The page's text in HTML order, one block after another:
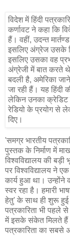
विदेश में हिंदी
कर्णावट ने कहा कि
हैं। वहीं, उदन्त
इसलिए अंग्रेज उसके
इसलिए उसका वह
अंग्रेजी में बात करते
बदली है, अमेरिका
जा रही हैं। यह
लेकिन उनका क्रेडिट
रेडियो के प्रयोग से
दिए।
'समग्र भारतीय
पुस्तक के निर्माण में
विश्वविद्यालय की बड़ी
पर विश्वविद्यालय ने
कार्य हुआ था। उन्होंने
स्वर रहा है। हमारी
हेतु' के साथ ही शुरू हुई
पत्रकारिता भी पहले
में इसके संकेत मिलते हैं।
पत्रकारिता का सबसे